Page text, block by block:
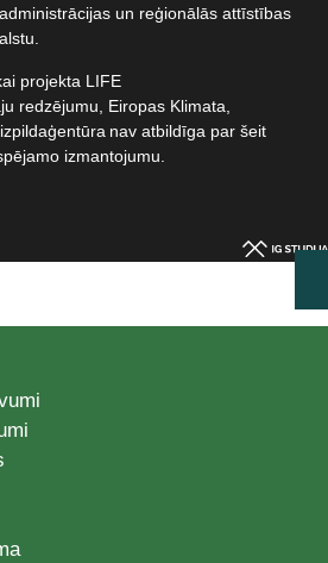
un reģionālās attīstības
projekta LIFE
redzējumu, Eiropas Klimata,
nav atbildīga par šeit
izmantojumu.​